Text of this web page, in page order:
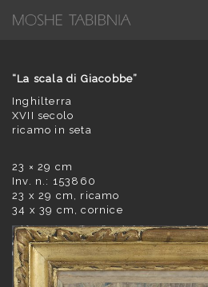
“La scala di Giacobbe”
Inghilterra
XVII secolo
ricamo in seta
23 × 29 cm
Inv. n.: 153860
23 x 29 cm, ricamo
34 x 39 cm, cornice